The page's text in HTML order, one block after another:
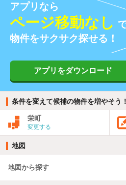
アプリなら
ページ移動なし
物件をサクサク探せる！
アプリをダウンロード
条件を変えて候補の物件を増やそう！
栄町
変更する
地図
地図から探す